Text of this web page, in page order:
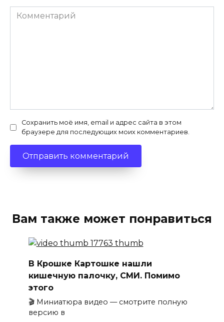
Комментарий
Сохранить моё имя, email и адрес сайта в этом
браузере для последующих моих комментариев.
Вам также может понравиться
В Крошке Картошке нашли
кишечную палочку, СМИ. Помимо
этого
🎬 Миниатюра видео — смотрите полную
версию в